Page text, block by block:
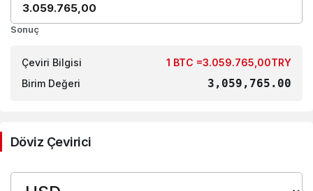
Sonuç
Çeviri Bilgisi
1 BTC =3.059.765,00TRY
Birim Değeri
3,059,765.00
Döviz Çevirici